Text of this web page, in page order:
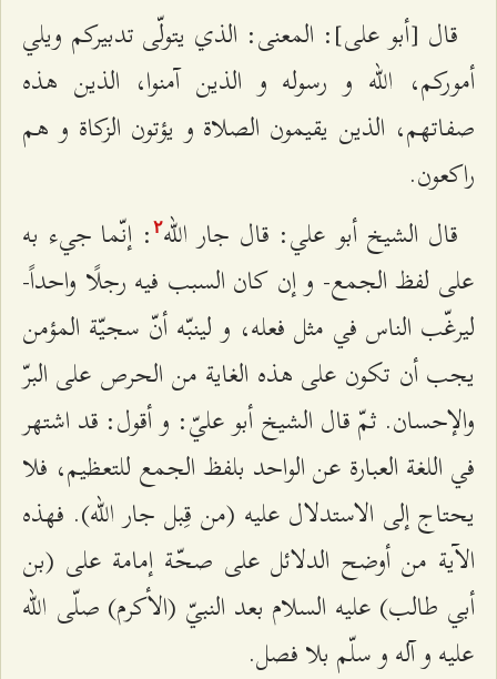
قال [أبو على‌]: المعنى: الذي يتولّى تدبيركم ويلي
أموركم، الله و رسوله و الذين آمنوا، الذين هذه
صفاتهم، الذين يقيمون الصلاة و يؤتون الزكاة و هم
راكعون.
قال الشيخ أبو علي: قال جار الله‌٢ : إنّما جي‌ء به
على لفظ الجمع- و إن كان السبب فيه رجلًا واحداً-
ليرغّب الناس في مثل فعله، و لينبّه أنّ سجيّة المؤمن
يجب أن تكون على هذه الغاية من الحرص على البرّ
والإحسان. ثمّ قال الشيخ أبو عليّ: و أقول: قد اشتهر
في اللغة العبارة عن الواحد بلفظ الجمع للتعظيم، فلا
يحتاج إلى الاستدلال عليه (من قِبل جار الله). فهذه
الآية من أوضح الدلائل على صحّة إمامة على (بن
أبي طالب) عليه السلام بعد النبيّ (الأكرم) صلّى الله
عليه و آله و سلّم بلا فصل.